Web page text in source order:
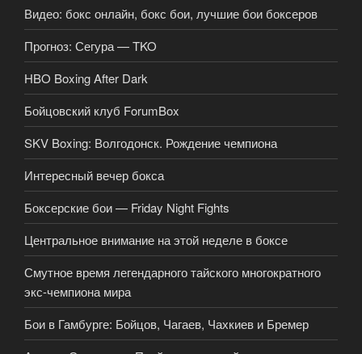
Видео: бокс онлайн, бокс бои, лучшие бои боксеров
Прогноз: Сегура — TKO
HBO Boxing After Dark
Бойцовский клуб ForumBox
SKV Boxing: Волгодонск. Рождение чемпиона
Интересный вечер бокса
Боксерские бои — Friday Night Fights
Центральное внимание на этой неделе в боксе
Смутное время легендарного тайского многократного
экс-чемпиона мира
Бои в Гамбурге: Бойцов, Чагаев, Чахкиев и Бремер